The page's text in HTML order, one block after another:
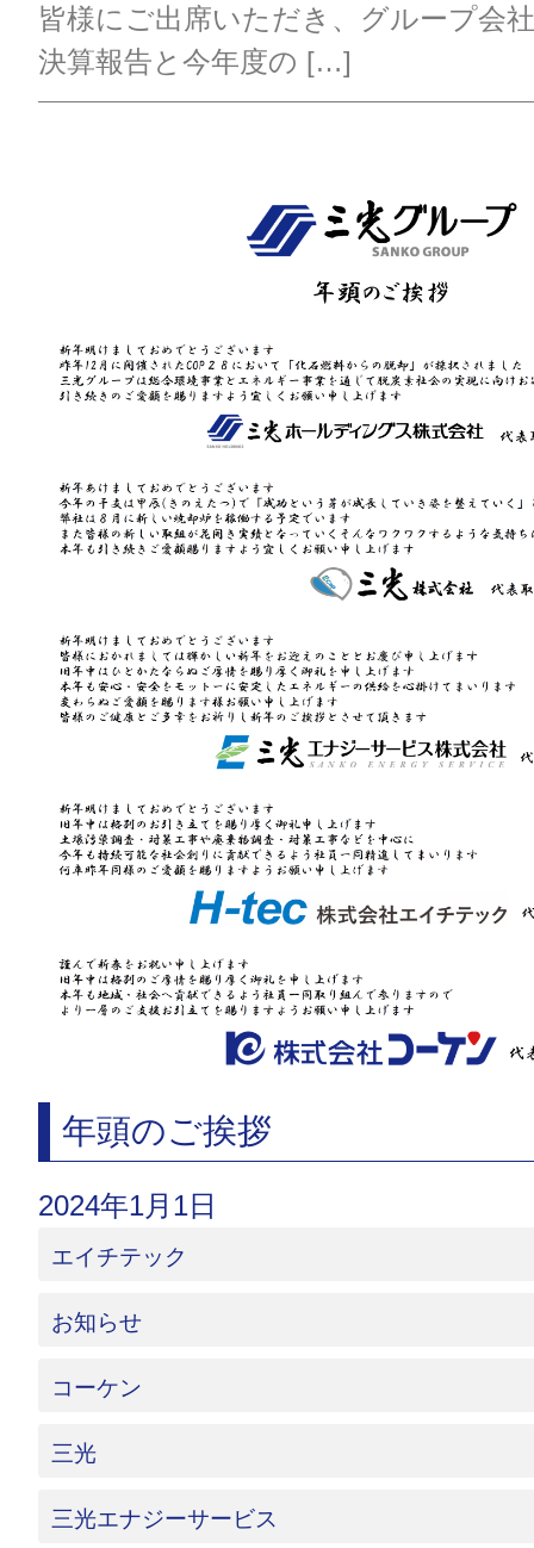
皆様にご出席いただき、グループ会
決算報告と今年度の […]
年頭のご挨拶
2024年1月1日
エイチテック
お知らせ
コーケン
三光
三光エナジーサービス